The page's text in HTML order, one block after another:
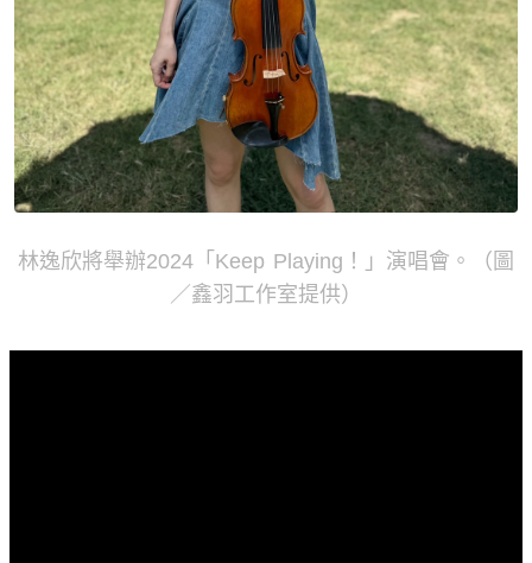
林逸欣將舉辦2024「Keep Playing！」演唱會。（圖
／鑫羽工作室提供）